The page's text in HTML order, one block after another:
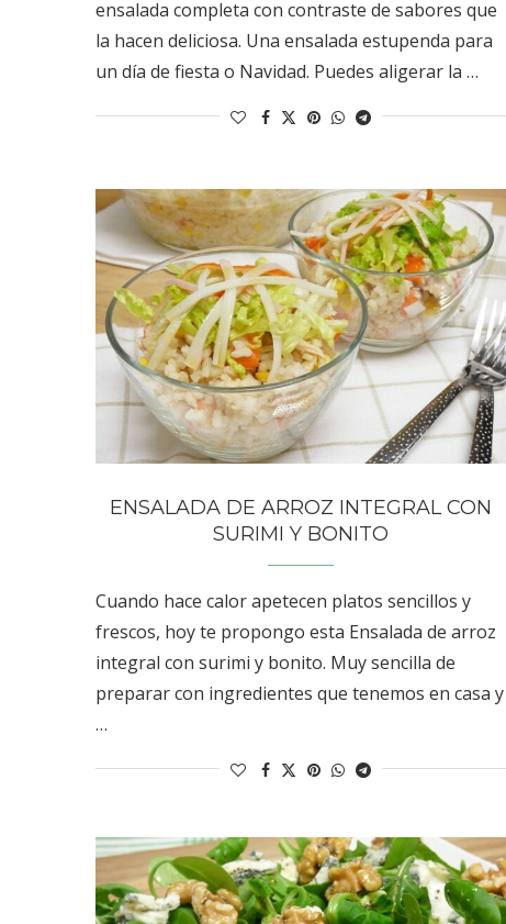
ensalada completa con contraste de sabores que
la hacen deliciosa. Una ensalada estupenda para
un día de fiesta o Navidad. Puedes aligerar la …
ENSALADA DE ARROZ INTEGRAL CON
SURIMI Y BONITO
Cuando hace calor apetecen platos sencillos y
frescos, hoy te propongo esta Ensalada de arroz
integral con surimi y bonito. Muy sencilla de
preparar con ingredientes que tenemos en casa y
…